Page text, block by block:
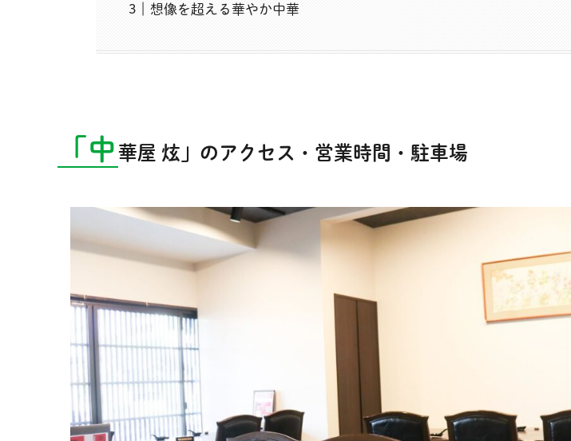
想像を超える華やか中華
「中 華屋 炫」のアクセス・営業時間・駐車場